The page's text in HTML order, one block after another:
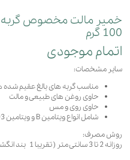
خمیر مالت مخصوص گربه
100 گرم
اتمام موجودی
سایر مشخصات:
مناسب گربه های بالغ عقیم شده
حاوی روغن های طبیعی و مالت
حاوی روی و مس
شامل انواع ویتامین B و ویتامین D3 و E
روش مصرف:
روزانه 2 تا 3 سانتی متر ( تقریبا 1 بند انگشت )